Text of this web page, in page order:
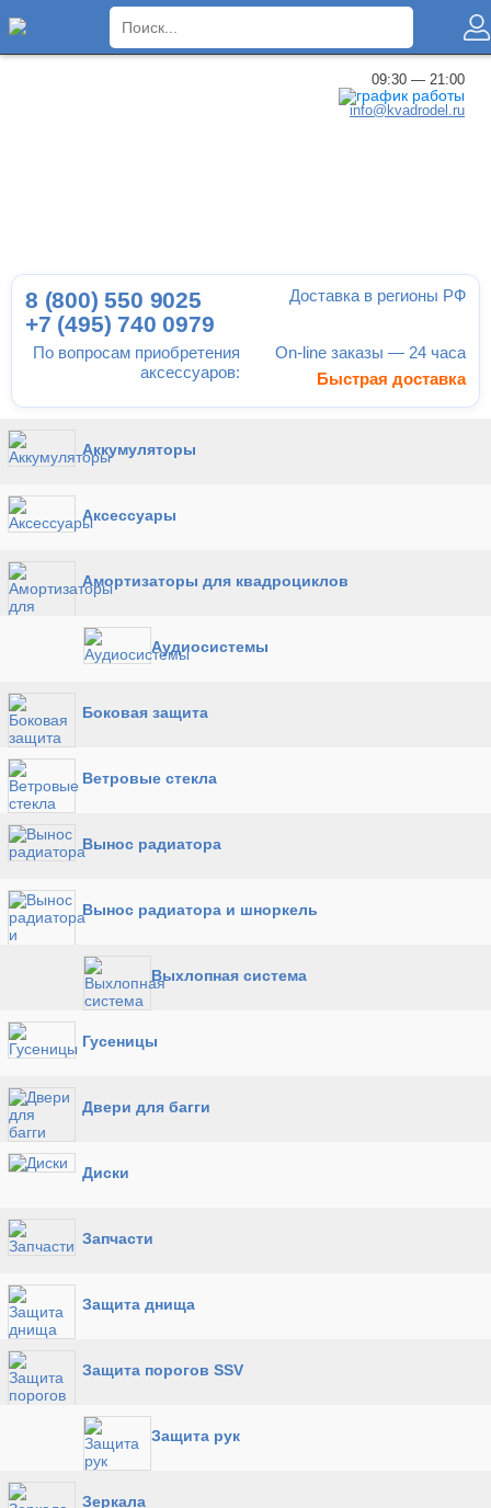
09:30 — 21:00
info@kvadrodel.ru
По вопросам приобретения
аксессуаров:
8 (800) 550 9025
+7 (495) 740 0979
Доставка в регионы РФ
On-line заказы — 24 часа
Быстрая доставка
Аккумуляторы
Аксессуары
Амортизаторы для квадроциклов
Аудиосистемы
Боковая защита
Ветровые стекла
Вынос радиатора
Вынос радиатора и шноркель
Выхлопная система
Гусеницы
Двери для багги
Диски
Запчасти
Защита днища
Защита порогов SSV
Защита рук
Зеркала
×